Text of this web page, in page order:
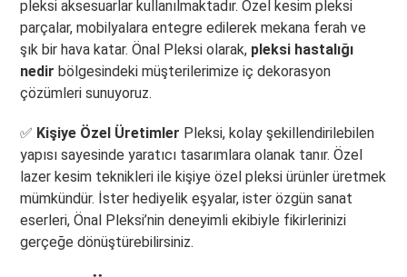
pleksi aksesuarlar kullanılmaktadır. Özel kesim pleksi
parçalar, mobilyalara entegre edilerek mekana ferah ve
şık bir hava katar. Önal Pleksi olarak, pleksi hastalığı
nedir bölgesindeki müşterilerimize iç dekorasyon
çözümleri sunuyoruz.
✅ Kişiye Özel Üretimler Pleksi, kolay şekillendirilebilen
yapısı sayesinde yaratıcı tasarımlara olanak tanır. Özel
lazer kesim teknikleri ile kişiye özel pleksi ürünler üretmek
mümkündür. İster hediyelik eşyalar, ister özgün sanat
eserleri, Önal Pleksi’nin deneyimli ekibiyle fikirlerinizi
gerçeğe dönüştürebilirsiniz.